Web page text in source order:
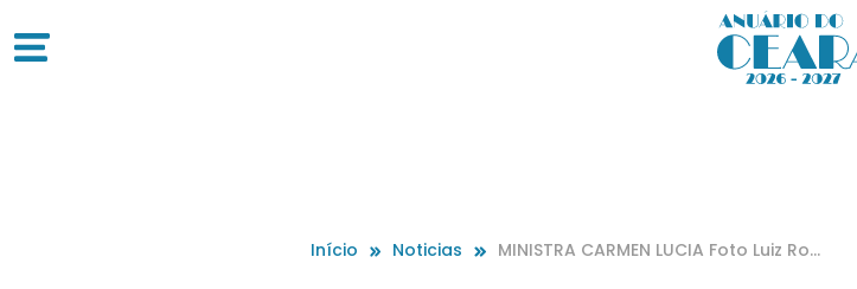
Início Noticias
MINISTRA CARMEN LUCIA Foto Luiz Rob